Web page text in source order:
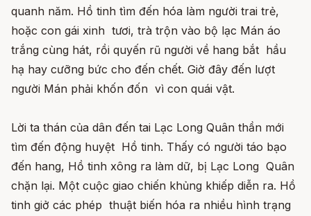
quanh năm. Hồ tinh tìm đến hóa làm người trai trẻ,
hoặc con gái xinh tươi, trà trộn vào bộ lạc Mán áo
trắng cùng hát, rồi quyến rũ người về hang bắt hầu
hạ hay cưỡng bức cho đến chết. Giờ đây đến lượt
người Mán phải khốn đốn vì con quái vật.
Lời ta thán của dân đến tai Lạc Long Quân thần mới
tìm đến động huyệt Hồ tinh. Thấy có người táo bạo
đến hang, Hồ tinh xông ra làm dữ, bị Lạc Long Quân
chặn lại. Một cuộc giao chiến khủng khiếp diễn ra. Hồ
tinh giở các phép thuật biến hóa ra nhiều hình trạng